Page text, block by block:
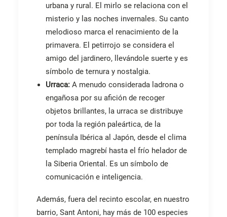
urbana y rural. El mirlo se relaciona con el
misterio y las noches invernales. Su canto
melodioso marca el renacimiento de la
primavera. El petirrojo se considera el
amigo del jardinero, llevándole suerte y es
símbolo de ternura y nostalgia.
Urraca: A menudo considerada ladrona o
engañosa por su afición de recoger
objetos brillantes, la urraca se distribuye
por toda la región paleártica, de la
península Ibérica al Japón, desde el clima
templado magrebí hasta el frío helador de
la Siberia Oriental. Es un símbolo de
comunicación e inteligencia.
Además, fuera del recinto escolar, en nuestro
barrio, Sant Antoni, hay más de 100 especies